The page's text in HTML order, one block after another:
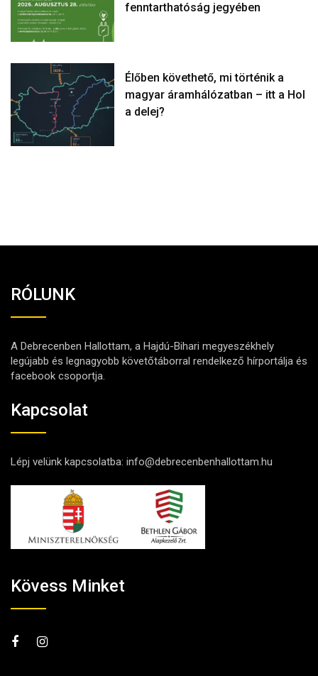
fenntarthatóság jegyében
Élőben követhető, mi történik a
magyar áramhálózatban – itt a Hol
a delej?
RÓLUNK
A Debrecenben Hallottam, a Hajdú-Bihari megyeszékhely
legújabb és legnagyobb követőtáborral rendelkező hírportálja és
facebook csoportja.
Kapcsolat
Lépj velünk kapcsolatba: info@debrecenbenhallottam.hu
Kövess Minket